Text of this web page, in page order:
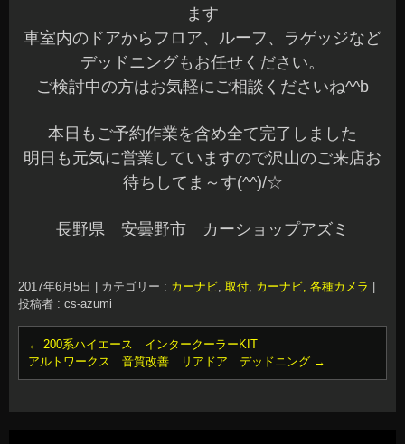
ます
車室内のドアからフロア、ルーフ、ラゲッジなど
デッドニングもお任せください。
ご検討中の方はお気軽にご相談くださいね^^b
本日もご予約作業を含め全て完了しました
明日も元気に営業していますので沢山のご来店お
待ちしてま～す(^^)/☆
長野県 安曇野市 カーショップアズミ
2017年6月5日 カテゴリー : カーナビ, 取付, カーナビ, 各種カメラ
投稿者 : cs-azumi
← 200系ハイエース インタークーラーKIT
アルトワークス 音質改善 リアドア デッドニング →